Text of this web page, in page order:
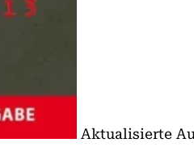
Aktualisierte